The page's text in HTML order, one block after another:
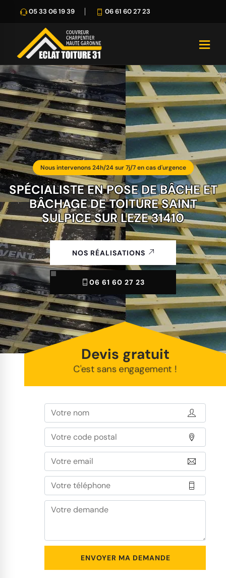
05 33 06 19 39 06 61 60 27 23
Nous intervenons 24h/24 sur 7j/7 en cas d'urgence
SPÉCIALISTE EN POSE DE BÂCHE ET
BÂCHAGE DE TOITURE SAINT
SULPICE SUR LEZE 31410
NOS RÉALISATIONS
06 61 60 27 23
Devis gratuit
C'est sans engagement !